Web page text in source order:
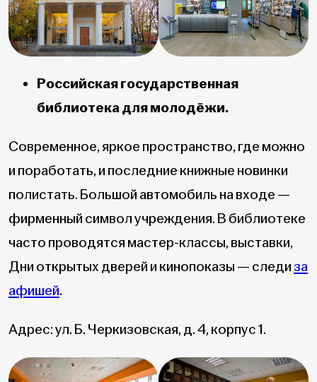
Российская государственная
библиотека для молодёжи.
Современное, яркое пространство, где можно
и поработать, и последние книжные новинки
полистать. Большой автомобиль на входе —
фирменный символ учреждения. В библиотеке
часто проводятся мастер-классы, выставки,
Дни открытых дверей и кинопоказы — следиза
афишей.
Адрес: ул. Б. Черкизовская, д. 4, корпус 1.